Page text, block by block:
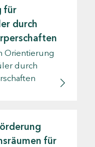
für
durch
Orientierung
durch
für